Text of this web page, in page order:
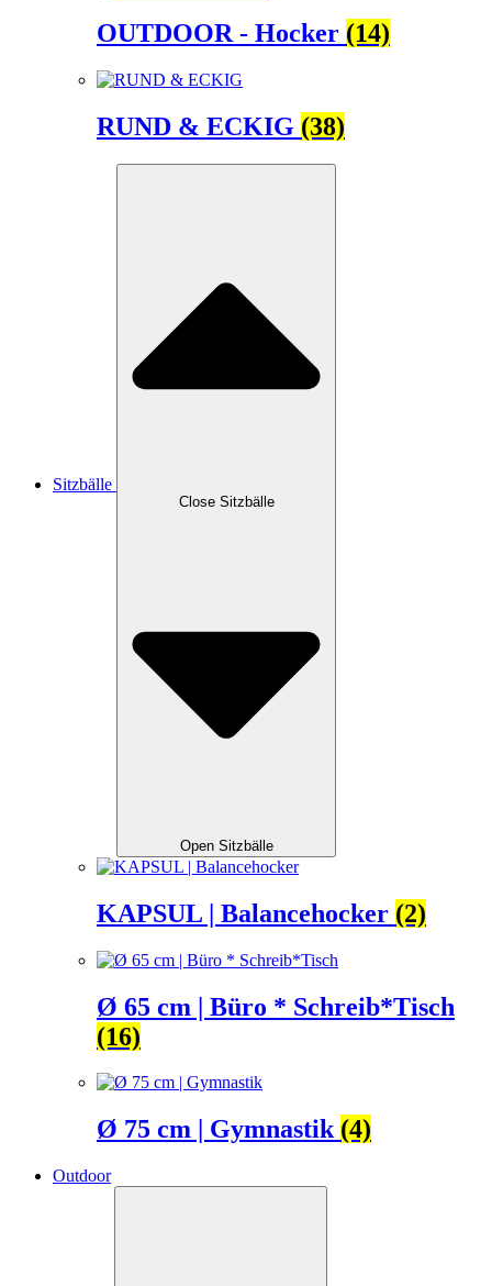
OUTDOOR - Hocker (14)
RUND & ECKIG (38)
Sitzbälle
Close Sitzbälle
Open Sitzbälle
KAPSUL | Balancehocker (2)
Ø 65 cm | Büro * Schreib*Tisch
(16)
Ø 75 cm | Gymnastik (4)
Outdoor